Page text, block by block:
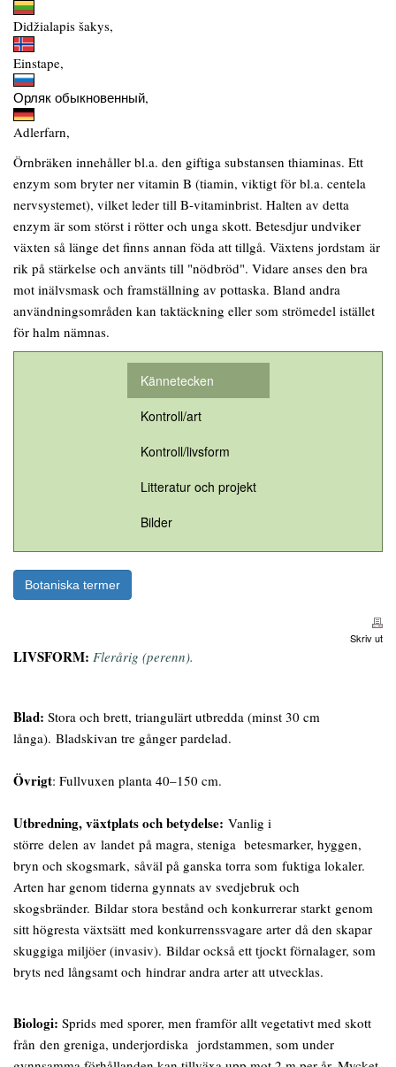
Didžialapis šakys,
Einstape,
Орляк обыкновенный,
Adlerfarn,
Örnbräken innehåller bl.a. den giftiga substansen thiaminas. Ett
enzym som bryter ner vitamin B (tiamin, viktigt för bl.a. centela
nervsystemet), vilket leder till B-vitaminbrist. Halten av detta
enzym är som störst i rötter och unga skott. Betesdjur undviker
växten så länge det finns annan föda att tillgå. Växtens jordstam är
rik på stärkelse och använts till "nödbröd". Vidare anses den bra
mot inälvsmask och framställning av pottaska. Bland andra
användningsområden kan taktäckning eller som strömedel istället
för halm nämnas.
Kännetecken
Kontroll/art
Kontroll/livsform
Litteratur och projekt
Bilder
Botaniska termer
Skriv ut
LIVSFORM: Flerårig (perenn).
Blad: Stora och brett, triangulärt utbredda (minst 30 cm
långa). Bladskivan tre gånger pardelad.
Övrigt: Fullvuxen planta 40–150 cm.
Utbredning, växtplats och betydelse: Vanlig i
större delen av landet på magra, steniga betesmarker, hyggen,
bryn och skogsmark, såväl på ganska torra som fuktiga lokaler.
Arten har genom tiderna gynnats av svedjebruk och
skogsbränder. Bildar stora bestånd och konkurrerar starkt genom
sitt högresta växtsätt med konkurrenssvagare arter då den skapar
skuggiga miljöer (invasiv). Bildar också ett tjockt förnalager, som
bryts ned långsamt och hindrar andra arter att utvecklas.
Biologi: Sprids med sporer, men framför allt vegetativt med skott
från den greniga, underjordiska jordstammen, som under